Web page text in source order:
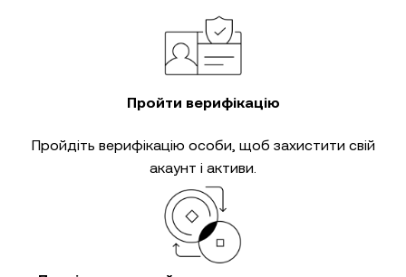
Пройти верифікацію
Пройдіть верифікацію особи, щоб захистити свій
акаунт і активи.